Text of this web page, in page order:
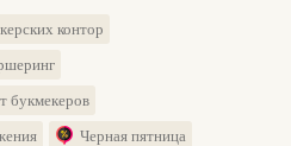
контор
букмекеров
Черная пятница